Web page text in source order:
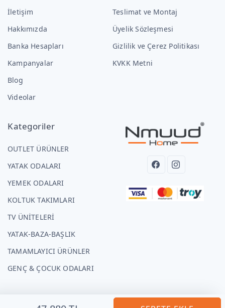
İletişim
Hakkımızda
Banka Hesapları
Kampanyalar
Blog
Videolar
Teslimat ve Montaj
Üyelik Sözleşmesi
Gizlilik ve Çerez Politikası
KVKK Metni
Kategoriler
OUTLET ÜRÜNLER
YATAK ODALARI
YEMEK ODALARI
KOLTUK TAKIMLARI
TV ÜNİTELERİ
YATAK-BAZA-BAŞLIK
TAMAMLAYICI ÜRÜNLER
GENÇ & ÇOCUK ODALARI